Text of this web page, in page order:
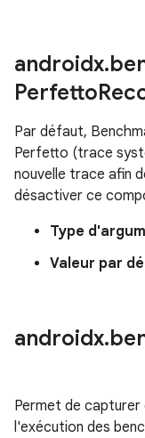
androidx.
Perfetto
Par défaut,
Perfetto (trace
nouvelle trace afin
désactiver ce
Type
Valeur par
androidx.
Permet de capturer
l'exécution des